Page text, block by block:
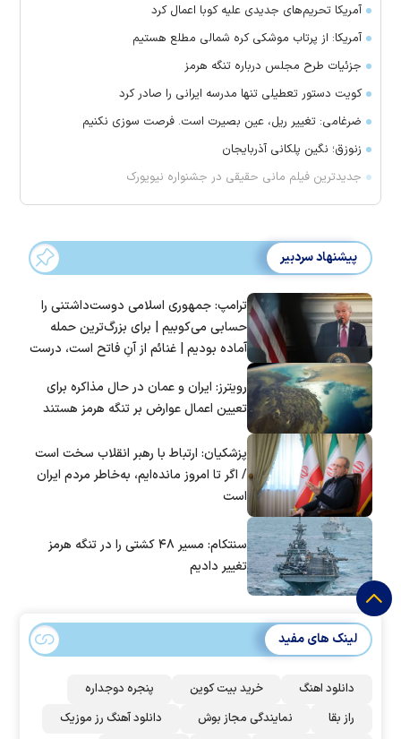
آمریکا تحریم‌های جدیدی علیه کوبا اعمال کرد
آمریکا: از پرتاب موشکی کره شمالی مطلع هستیم
جزئیات طرح مجلس درباره تنگه هرمز
کویت دستور تعطیلی تنها مدرسه ایرانی را صادر کرد
ضرغامی: تغییر ریل، عین بصیرت است. فرصت سوزی نکنیم
زنوزق؛ نگین پلکانی آذربایجان
جدیدترین فیلم مانی حقیقی در جشنواره نیویورک
پیشنهاد سردبیر
ترامپ: جمهوری اسلامی دوست‌داشتنی را
حسابی می‌کوبیم | برای بزرگ‌ترین حمله
آماده بودیم | غنائم از آنِ فاتح است، درست
رویترز: ایران و عمان در حال مذاکره برای
تعیین اعمال عوارض بر تنگه هرمز هستند
پزشکیان: ارتباط با رهبر انقلاب سخت است
/ اگر تا امروز مانده‌ایم، به‌خاطر مردم ایران
است
سنتکام: مسیر ۴۸ کشتی را در تنگه هرمز
تغییر دادیم
لینک های مفید
دانلود اهنگ خرید بیت کوین
پنجره دوجداره
راز بقا
نمایندگی مجاز بوش
دانلود آهنگ رز‌ موزیک